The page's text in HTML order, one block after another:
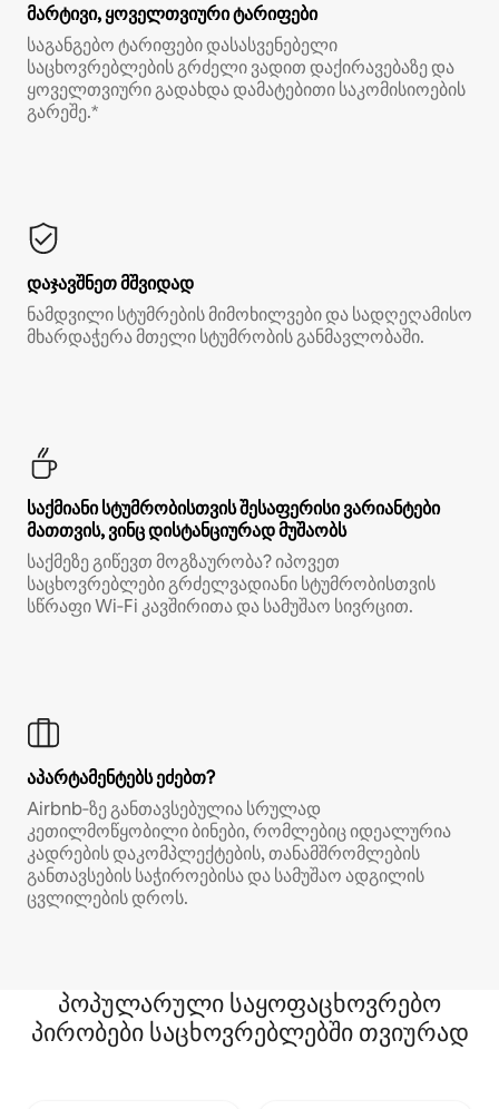
მარტივი, ყოველთვიური ტარიფები
საგანგებო ტარიფები დასასვენებელი
საცხოვრებლების გრძელი ვადით დაქირავებაზე და
ყოველთვიური გადახდა დამატებითი საკომისიოების
გარეშე.*
დაჯავშნეთ მშვიდად
ნამდვილი სტუმრების მიმოხილვები და სადღეღამისო
მხარდაჭერა მთელი სტუმრობის განმავლობაში.
საქმიანი სტუმრობისთვის შესაფერისი ვარიანტები
მათთვის, ვინც დისტანციურად მუშაობს
საქმეზე გიწევთ მოგზაურობა? იპოვეთ
საცხოვრებლები გრძელვადიანი სტუმრობისთვის
სწრაფი Wi‑Fi კავშირითა და სამუშაო სივრცით.
აპარტამენტებს ეძებთ?
Airbnb‑ზე განთავსებულია სრულად
კეთილმოწყობილი ბინები, რომლებიც იდეალურია
კადრების დაკომპლექტების, თანამშრომლების
განთავსების საჭიროებისა და სამუშაო ადგილის
ცვლილების დროს.
პოპულარული საყოფაცხოვრებო
პირობები საცხოვრებლებში თვიურად